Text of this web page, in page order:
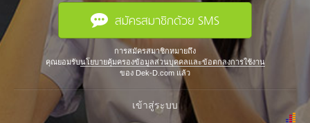
สมัครสมาชิกด้วย SMS
การสมัครสมาชิกหมายถึง
คุณยอมรับนโยบายคุ้มครองข้อมูลส่วนบุคคลและข้อตกลงการใช้งาน
ของ Dek-D.com แล้ว
เข้าสู่ระบบ